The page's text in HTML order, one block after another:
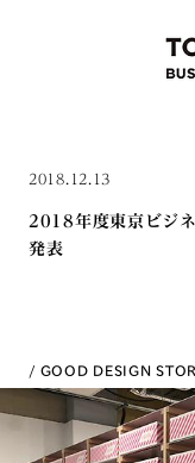
2018.12.13
2018年度東京ビジ
発表
GOOD DESIGN